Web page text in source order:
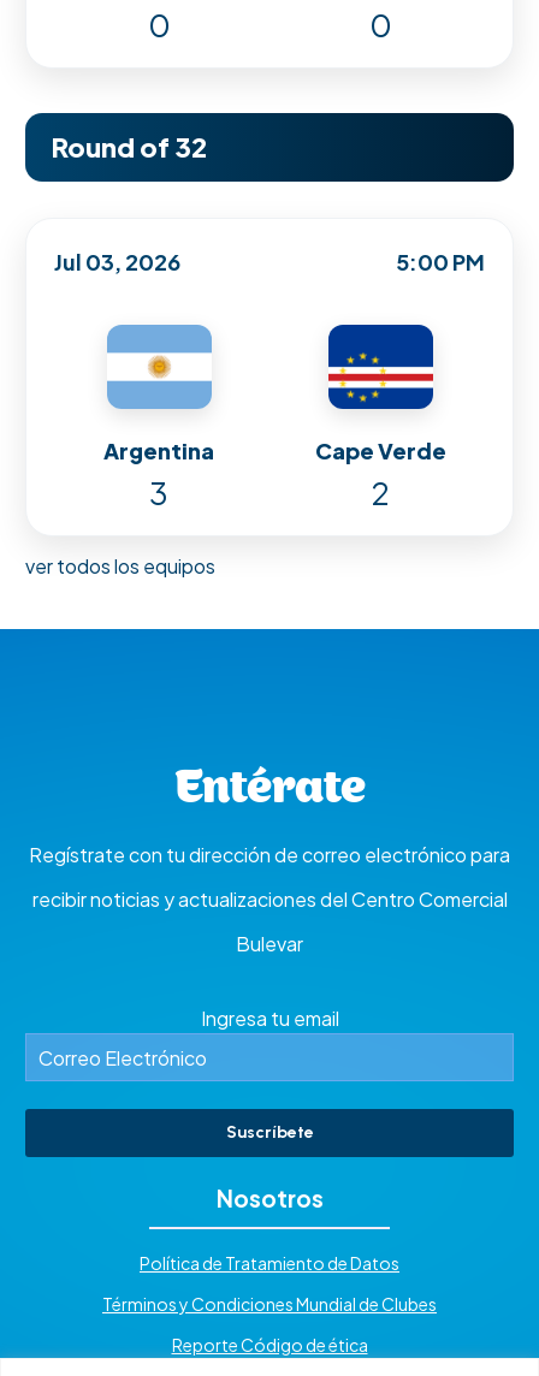
0 0
Round of 32
Jul 03, 2026 5:00 PM
Argentina Cape Verde
3 2
ver todos los equipos
Entérate
Regístrate con tu dirección de correo electrónico para
recibir noticias y actualizaciones del Centro Comercial
Bulevar
Ingresa tu email
Suscríbete
Nosotros
Política de Tratamiento de Datos
Términos y Condiciones Mundial de Clubes
Reporte Código de ética